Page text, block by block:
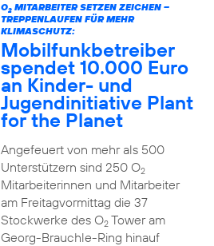
O2MITARBEITER SETZEN ZEICHEN –
TREPPENLAUFEN FÜR MEHR
KLIMASCHUTZ:
Mobilfunkbetreiber
spendet 10.000 Euro
an Kinder- und
Jugendinitiative Plant
for the Planet
Angefeuert von mehr als 500
Unterstützern sind 250 O2
Mitarbeiterinnen und Mitarbeiter
am Freitagvormittag die 37
Stockwerke des O2Tower am
Georg-Brauchle-Ring hinauf